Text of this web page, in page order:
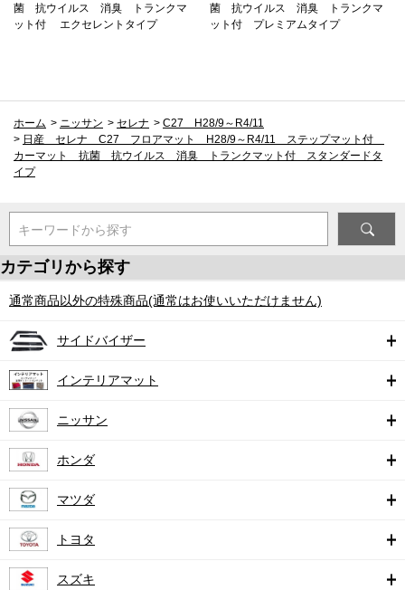
菌 抗ウイルス 消臭 トランクマ
ット付 エクセレントタイプ
菌 抗ウイルス 消臭 トランクマ
ット付 プレミアムタイプ
ホーム > ニッサン > セレナ > C27 H28/9～R4/11
> 日産 セレナ C27 フロアマット H28/9～R4/11 ステップマット付
カーマット 抗菌 抗ウイルス 消臭 トランクマット付 スタンダードタ
イプ
キーワードから探す
カテゴリから探す
通常商品以外の特殊商品(通常はお使いいただけません)
サイドバイザー
インテリアマット
ニッサン
ホンダ
マツダ
トヨタ
スズキ